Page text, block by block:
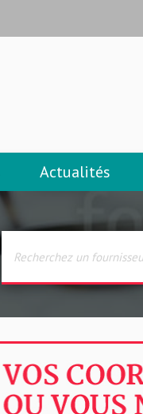
Actualités